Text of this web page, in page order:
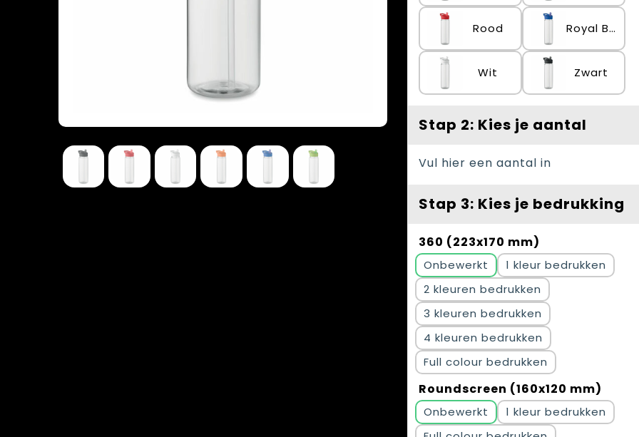
Rood Royal Blauw
Wit Zwart
Stap 2: Kies je aantal
Vul hier een aantal in
Stap 3: Kies je bedrukking
360 (223x170 mm)
Onbewerkt
1
2
3
4
Full colour
Roundscreen (160x120 mm)
Onbewerkt
1